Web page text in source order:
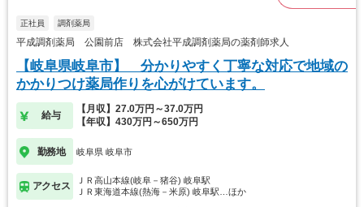
正社員 調剤薬局
平成調剤薬局 公園前店 株式会社平成調剤薬局の薬剤師求人
【岐阜県岐阜市】 分かりやすく丁寧な対応で地域の
かかりつけ薬局作りを心がけています。
給与
【月収】27.0万円～37.0万円
【年収】430万円～650万円
勤務地 岐阜県 岐阜市
アクセス
ＪＲ高山本線(岐阜－猪谷) 岐阜駅
ＪＲ東海道本線(熱海－米原) 岐阜駅…ほか